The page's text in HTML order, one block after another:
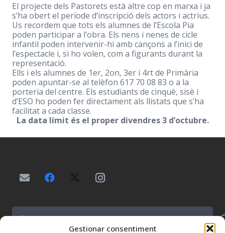
Gestionar consentiment
El projecte dels Pastorets està altre cop en marxa i ja
s’ha obert el període d’inscripció dels actors i actrius.
Us recordem que tots els alumnes de l’Escola Pia
poden participar a l’obra. Els nens i nenes de cicle
infantil poden intervenir-hi amb cançons a l’inici de
l’espectacle i, si ho volen, com a figurants durant la
representació.
Ells i els alumnes de 1er, 2on, 3er i 4rt de Primària
poden apuntar-se al telèfon 617 70 08 83 o a la
porteria del centre. Els estudiants de cinquè, sisè i
d’ESO ho poden fer directament als llistats que s’ha
facilitat a cada classe.
La data límit és el proper divendres 3 d’octubre.
Buscar: